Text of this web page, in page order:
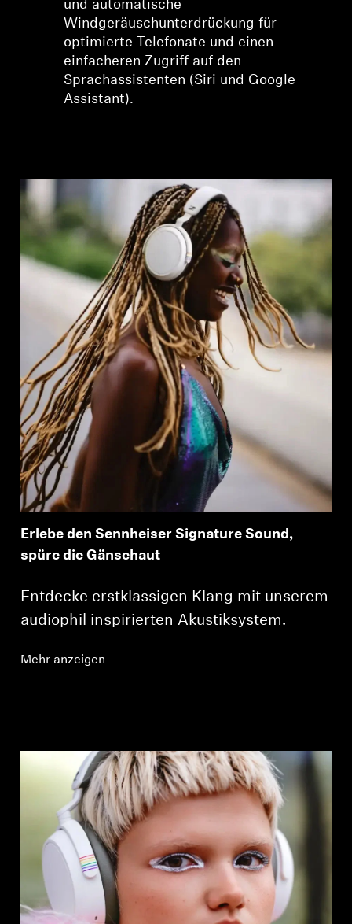
und automatische
Windgeräuschunterdrückung für
optimierte Telefonate und einen
einfacheren Zugriff auf den
Sprachassistenten (Siri und Google
Assistant).
Erlebe den Sennheiser Signature Sound,
spüre die Gänsehaut
Entdecke erstklassigen Klang mit unserem
audiophil inspirierten Akustiksystem.
Mehr anzeigen